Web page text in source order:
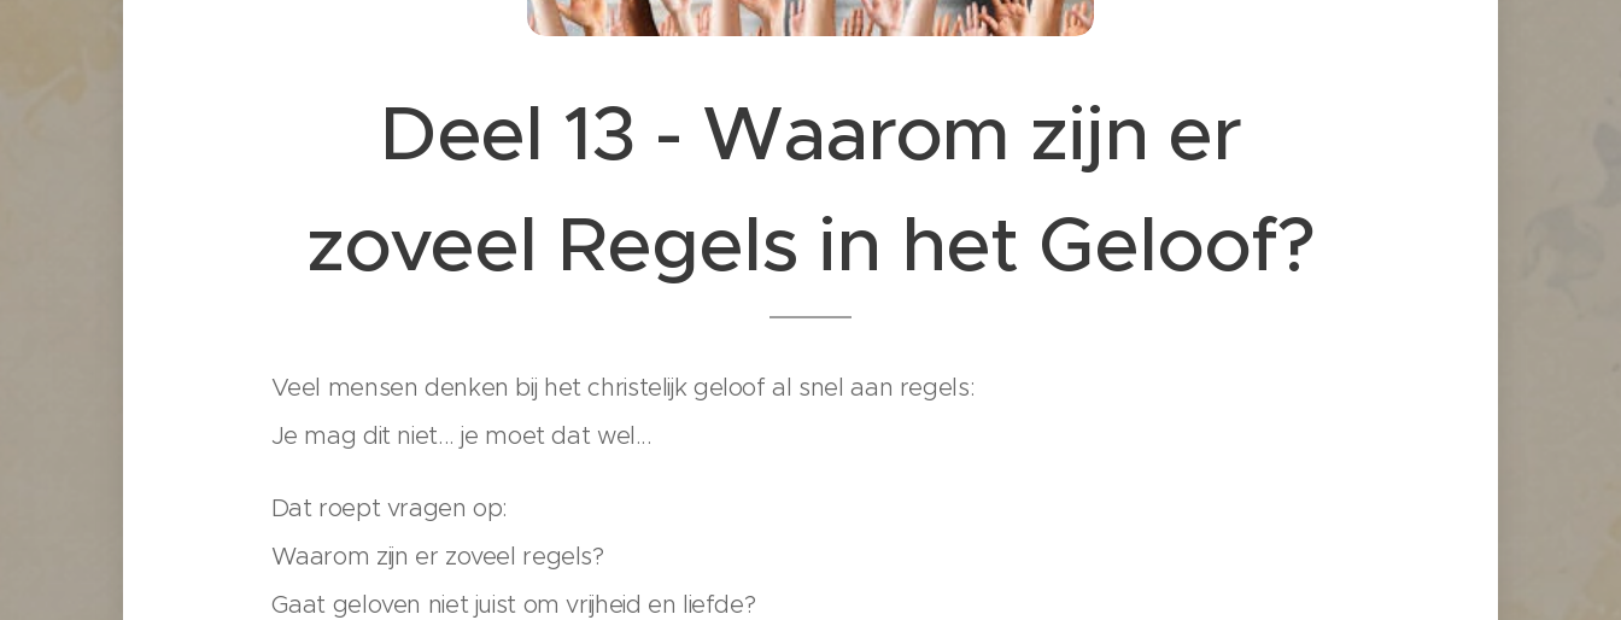
Deel 13 - Waarom zijn er
zoveel Regels in het Geloof?
Veel mensen denken bij het christelijk geloof al snel aan regels:
Je mag dit niet... je moet dat wel...
Dat roept vragen op:
Waarom zijn er zoveel regels?
Gaat geloven niet juist om vrijheid en liefde?